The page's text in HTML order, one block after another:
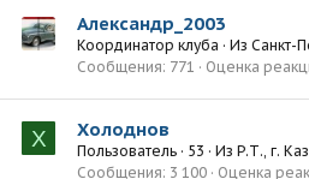
Александр_2003
Координатор клуба · Из Санкт-
Сообщения 771 Оценка
Х Холоднов
Пользователь · 53 · Из Р.Т., г.
Сообщения 3 100 Оценка